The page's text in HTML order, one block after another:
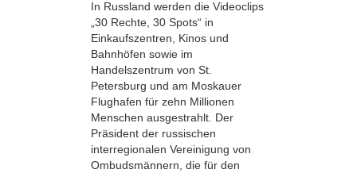
In Russland werden die Videoclips
„30 Rechte, 30 Spots“ in
Einkaufszentren, Kinos und
Bahnhöfen sowie im
Handelszentrum von St.
Petersburg und am Moskauer
Flughafen für zehn Millionen
Menschen ausgestrahlt. Der
Präsident der russischen
interregionalen Vereinigung von
Ombudsmännern, die für den